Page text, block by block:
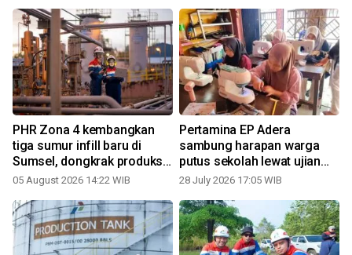
PHR Zona 4 kembangkan
tiga sumur infill baru di
Sumsel, dongkrak produksi
migas nasional
05 August 2026 14:22 WIB
Pertamina EP Adera
sambung harapan warga
putus sekolah lewat ujian
Paket C
28 July 2026 17:05 WIB